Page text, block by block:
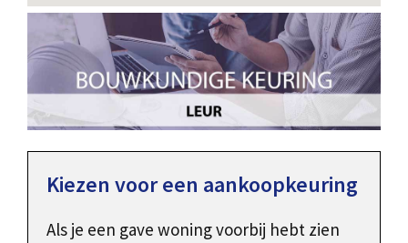
Kiezen voor een aankoopkeuring
Als je een gave woning voorbij hebt zien